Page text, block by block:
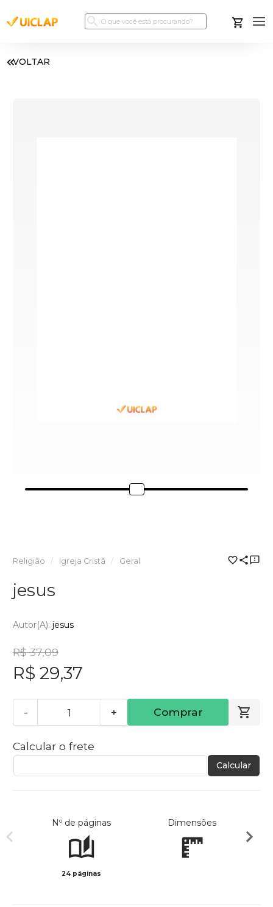
VOLTAR
Religião Igreja Cristã Geral
jesus
Autor(a): jesus
R$ 37,09
R$ 29,37
- + Comprar
Calcular o frete
Calcular
Nº de páginas
24 páginas
Dimensões